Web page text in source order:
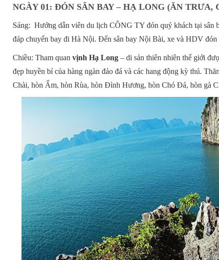
NGÀY 01: ĐÓN SÂN BAY – HẠ LONG (ĂN TRƯA,
Sáng: Hướng dẫn viên du lịch CÔNG TY đón quý khách tại sân
đáp chuyến bay đi Hà Nội. Đến sân bay Nội Bài, xe và HDV
Chiều: Tham quan vịnh Hạ Long – di sản thiên nhiên thế giới
đẹp huyền bí của hàng ngàn đảo đá và các hang động kỳ thú.
Chài, hòn Ấm, hòn Rùa, hòn Đỉnh Hương, hòn Chó Đá, hòn gà